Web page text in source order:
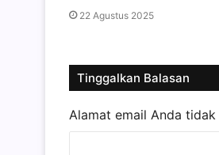
22 Agustus 2025
Tinggalkan Balasan
Alamat email Anda